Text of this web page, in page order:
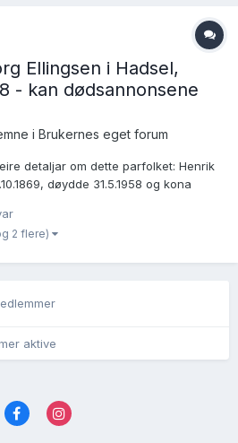
Ellingsen i Hadsel,
- kan dødsannonsene
i Brukernes eget forum
detaljar om dette parfolket: Henrik
døydde 31.5.1958 og kona
familiegravstaden Grønning i H...
2 flere)
aktive